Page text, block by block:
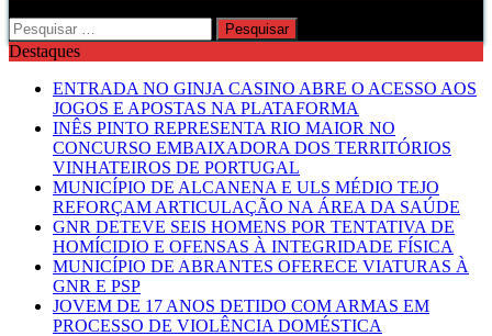
Pesquisar
por:
Destaques
ENTRADA NO GINJA CASINO ABRE O ACESSO AOS
JOGOS E APOSTAS NA PLATAFORMA
INÊS PINTO REPRESENTA RIO MAIOR NO
CONCURSO EMBAIXADORA DOS TERRITÓRIOS
VINHATEIROS DE PORTUGAL
MUNICÍPIO DE ALCANENA E ULS MÉDIO TEJO
REFORÇAM ARTICULAÇÃO NA ÁREA DA SAÚDE
GNR DETEVE SEIS HOMENS POR TENTATIVA DE
HOMÍCIDIO E OFENSAS À INTEGRIDADE FÍSICA
MUNICÍPIO DE ABRANTES OFERECE VIATURAS À
GNR E PSP
JOVEM DE 17 ANOS DETIDO COM ARMAS EM
PROCESSO DE VIOLÊNCIA DOMÉSTICA